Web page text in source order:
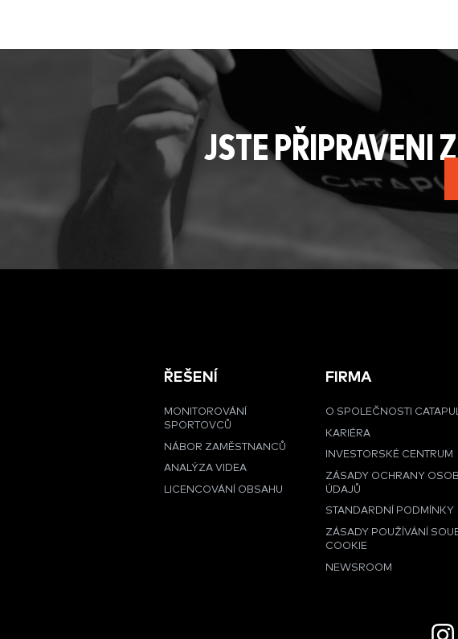
JSTE PŘIPRAVENI
ŘEŠENÍ
MONITOROVÁNÍ
SPORTOVCŮ
NÁBOR ZAMĚSTNANCŮ
ANALÝZA VIDEA
LICENCOVÁNÍ OBSAHU
FIRMA
O SPOLEČNOSTI
KARIÉRA
INVESTORSKÉ CENTRUM
ZÁSADY OCHRANY
ÚDAJŮ
STANDARDNÍ PODMÍNKY
ZÁSADY POUŽÍVÁNÍ
COOKIE
NEWSROOM